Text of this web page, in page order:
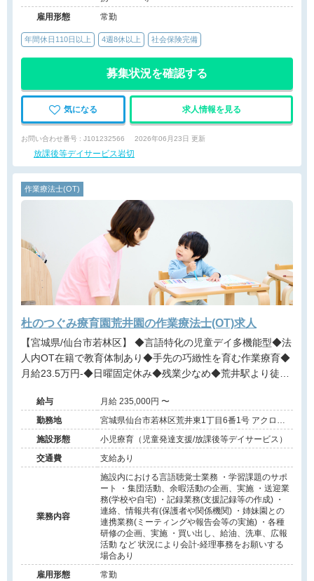
雇用形態
常勤
年間休日110日以上 4週8休以上 社会保険完備
募集状況を確認する
気になる 求人情報を見る
お問い合わせ番号 : J101232566 2026年06月23日 更新
放課後等デイサービス岩切
作業療法士(OT)
杜のつぐみ療育園荒井園の作業療法士(OT)求人
【宮城県/仙台市若林区】 ◆言語特化の児童デイ多機能型◆法
人内OT在籍で教育体制あり◆手先の巧緻性を育む作業療育◆
月給23.5万円-◆日曜固定休み◆残業少なめ◆荒井駅より徒歩
名限定の少人数ケア
給与
月給 235,000円 〜
勤務地
宮城県仙台市若林区荒井東1丁目6番1号 アクロス
プラザ荒井東2階
施設形態
小児療育（児童発達支援/放課後等デイサービス）
交通費
支給あり
業務内容
施設内における言語聴覚士業務 ・学習課題のサポ
ート ・集団活動、余暇活動の企画、実施 ・送迎業
務(学校や自宅) ・記録業務(支援記録等の作成) ・
連絡、情報共有(保護者や関係機関) ・姉妹園との
連携業務(ミーティングや報告会等の実施) ・各種
研修の企画、実施 ・買い出し、給油、洗車、広報
活動 など 状況により会計-経理事務をお願いする
場合あり
雇用形態
常勤